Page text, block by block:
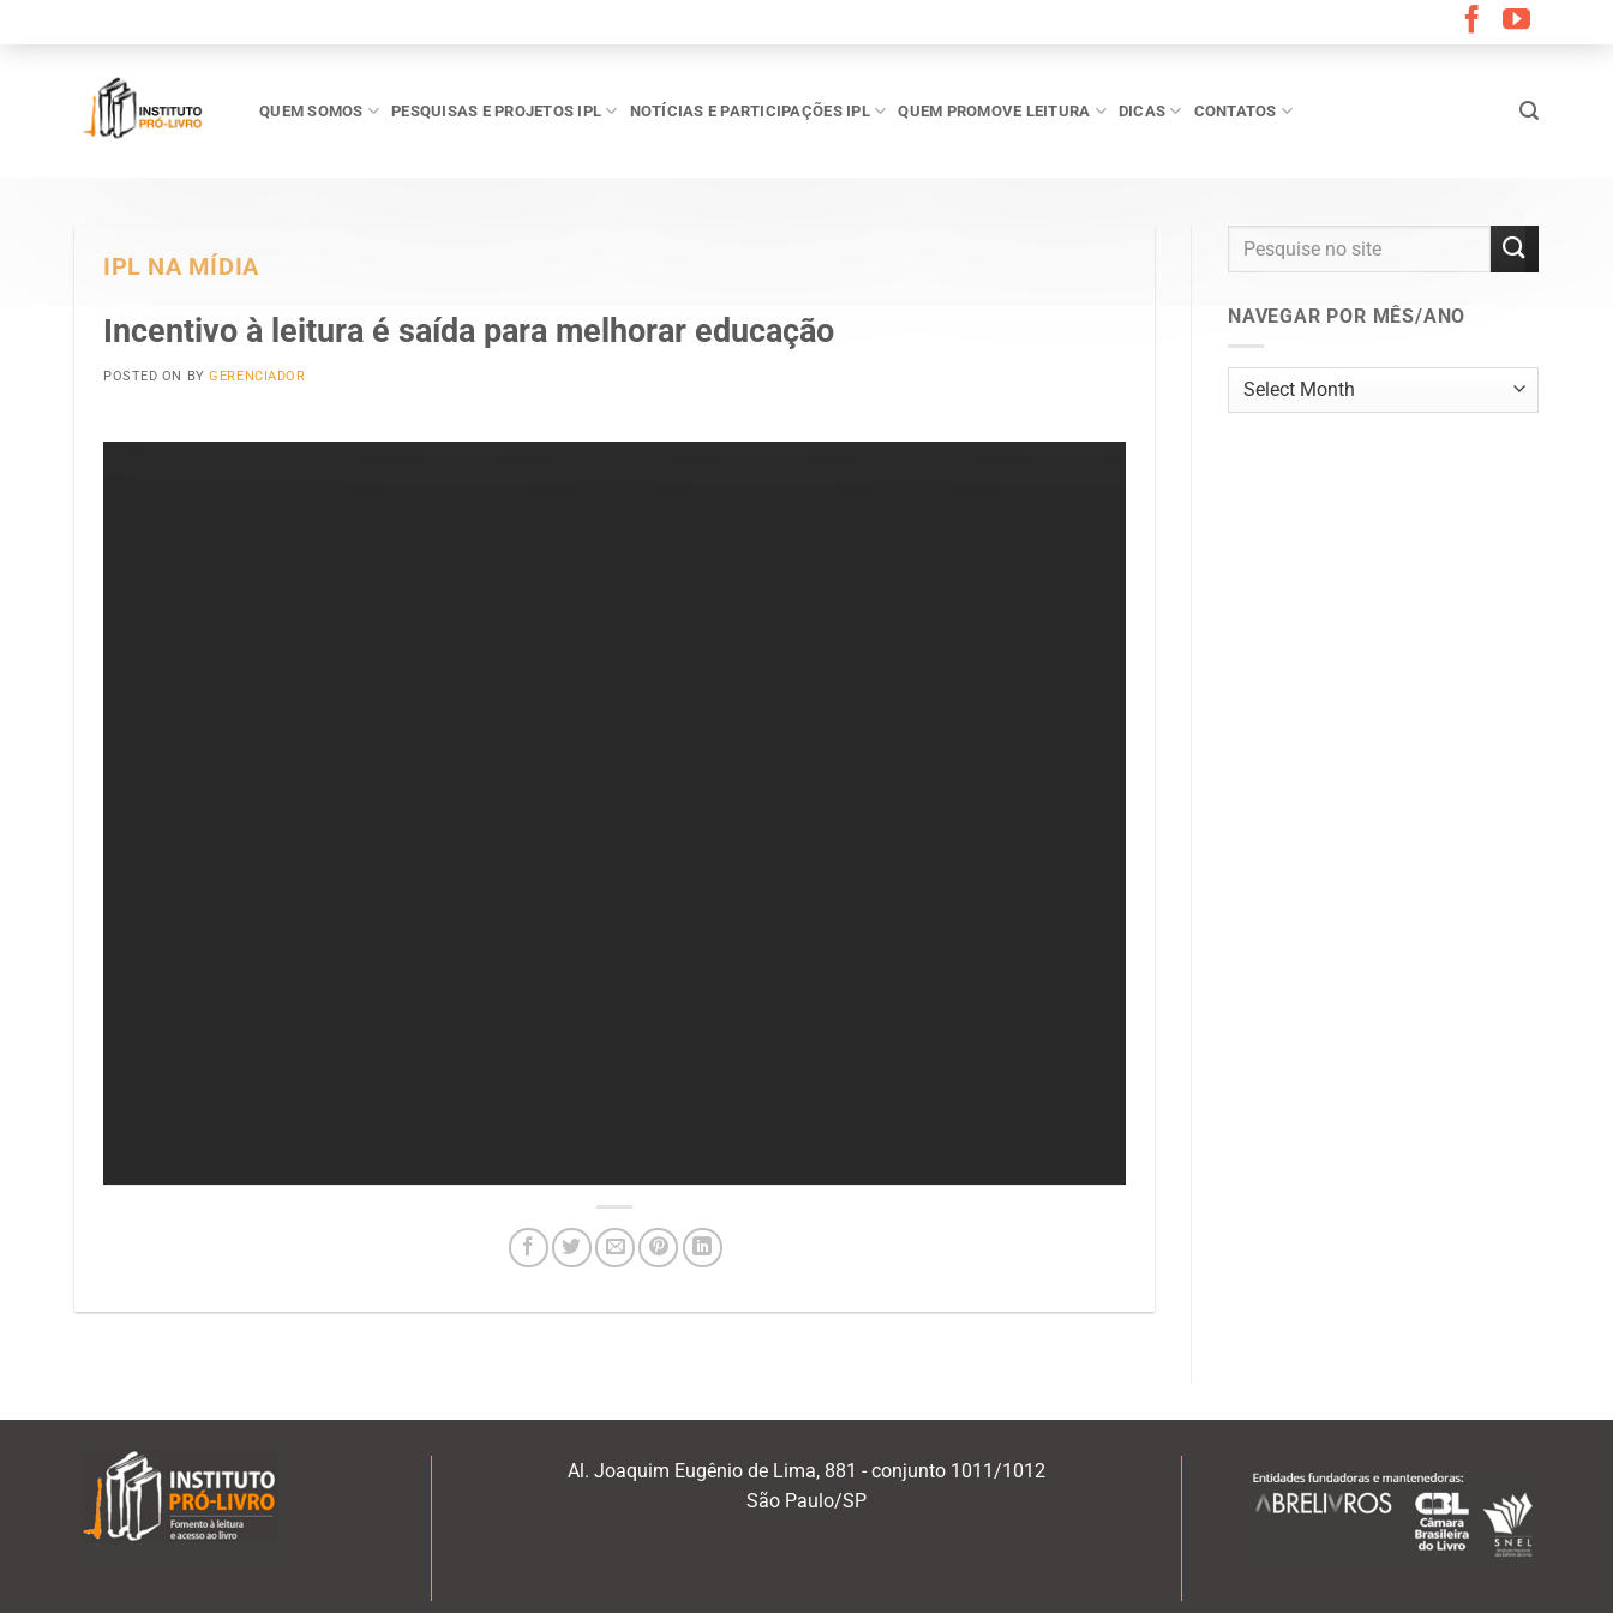
QUEM SOMOS PESQUISAS E PROJETOS IPL NOTÍCIAS E PARTICIPAÇÕES IPL QUEM PROMOVE LEITURA DICAS CONTATOS
IPL NA MÍDIA
Incentivo à leitura é saída para melhorar educação
POSTED ON BYGERENCIADOR
NAVEGAR POR MÊS/ANO
Navegar
por
Al. Joaquim Eugênio de Lima, 881 - conjunto 1011/1012
São Paulo/SP